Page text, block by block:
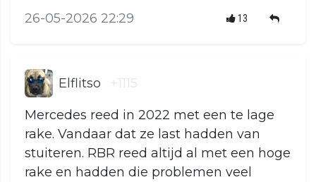
26-05-2026 22:29 13
Elflitso +1115
Mercedes reed in 2022 met een te lage
rake. Vandaar dat ze last hadden van
stuiteren. RBR reed altijd al met een hoge
rake en hadden die problemen veel